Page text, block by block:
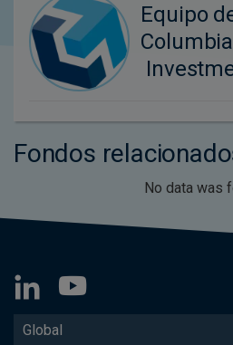
Equipo
Fondos
No data was
Global